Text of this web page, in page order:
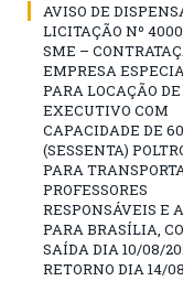
AVISO DE
LICITAÇÃO Nº
SME –
EMPRESA
PARA LOCAÇÃO
EXECUTIVO COM
CAPACIDADE DE 60
(SESSENTA)
PARA
PROFESSORES
RESPONSÁVEIS E
PARA BRASÍLIA,
SAÍDA DIA 10/08/
RETORNO DIA 14/